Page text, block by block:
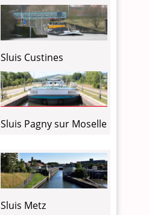
Sluis Custines
Sluis Pagny sur Moselle
Sluis Metz